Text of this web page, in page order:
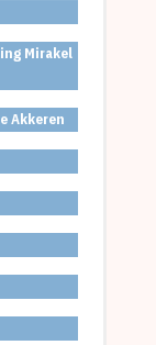
Mirakel
Akkeren